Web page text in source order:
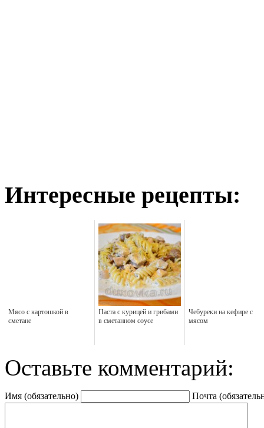
Интересные рецепты:
Мясо с картошкой в
сметане
Паста с курицей и грибами
в сметанном соусе
Чебуреки на кефире с
мясом
Оставьте комментарий:
Имя (обязательно) Почта